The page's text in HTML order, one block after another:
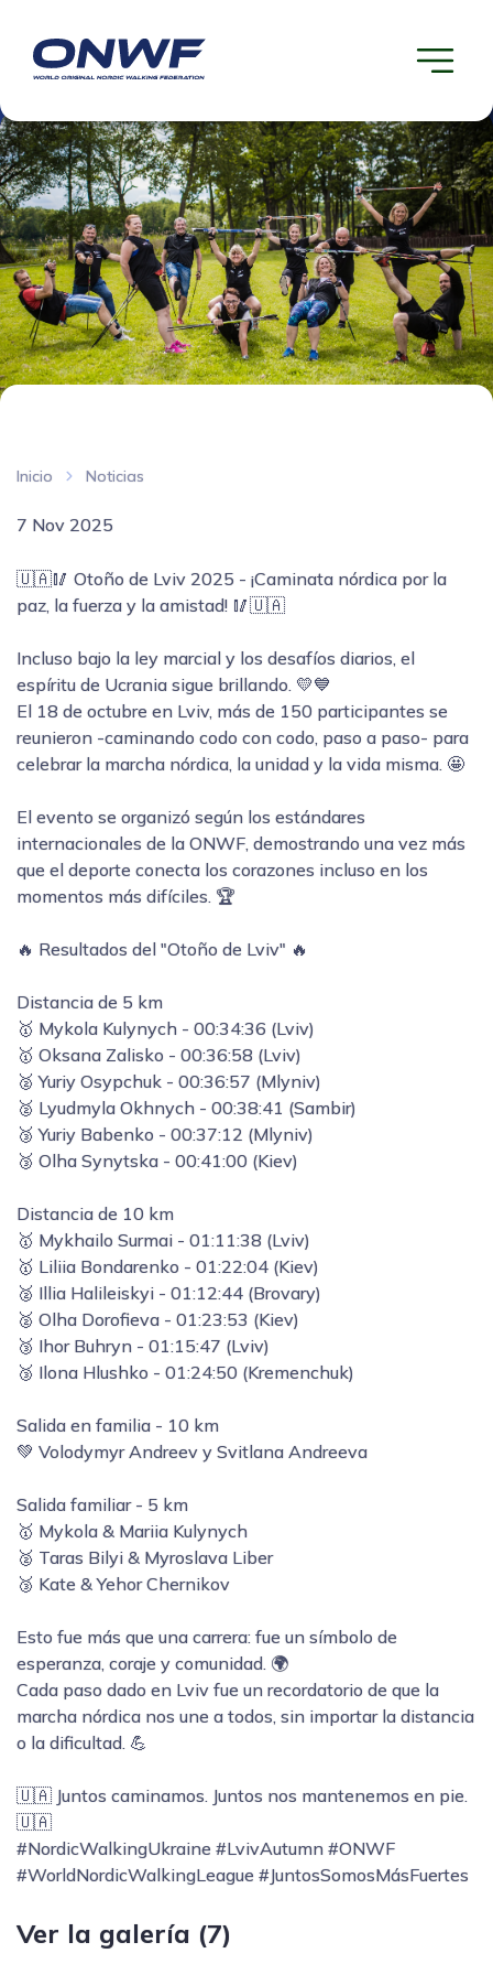
Inicio Noticias
7 Nov 2025
🇺🇦🥢 Otoño de Lviv 2025 - ¡Caminata nórdica por la
paz, la fuerza y la amistad! 🥢🇺🇦
Incluso bajo la ley marcial y los desafíos diarios, el
espíritu de Ucrania sigue brillando. 💛💙
El 18 de octubre en Lviv, más de 150 participantes se
reunieron -caminando codo con codo, paso a paso- para
celebrar la marcha nórdica, la unidad y la vida misma. 🤩
El evento se organizó según los estándares
internacionales de la ONWF, demostrando una vez más
que el deporte conecta los corazones incluso en los
momentos más difíciles. 🏆
🔥 Resultados del "Otoño de Lviv" 🔥
Distancia de 5 km
🥇 Mykola Kulynych - 00:34:36 (Lviv)
🥇 Oksana Zalisko - 00:36:58 (Lviv)
🥈 Yuriy Osypchuk - 00:36:57 (Mlyniv)
🥈 Lyudmyla Okhnych - 00:38:41 (Sambir)
🥉 Yuriy Babenko - 00:37:12 (Mlyniv)
🥉 Olha Synytska - 00:41:00 (Kiev)
Distancia de 10 km
🥇 Mykhailo Surmai - 01:11:38 (Lviv)
🥇 Liliia Bondarenko - 01:22:04 (Kiev)
🥈 Illia Halileiskyi - 01:12:44 (Brovary)
🥈 Olha Dorofieva - 01:23:53 (Kiev)
🥉 Ihor Buhryn - 01:15:47 (Lviv)
🥉 Ilona Hlushko - 01:24:50 (Kremenchuk)
Salida en familia - 10 km
💚 Volodymyr Andreev y Svitlana Andreeva
Salida familiar - 5 km
🥇 Mykola & Mariia Kulynych
🥈 Taras Bilyi & Myroslava Liber
🥉 Kate & Yehor Chernikov
Esto fue más que una carrera: fue un símbolo de
esperanza, coraje y comunidad. 🌍
Cada paso dado en Lviv fue un recordatorio de que la
marcha nórdica nos une a todos, sin importar la distancia
o la dificultad. 💪
🇺🇦 Juntos caminamos. Juntos nos mantenemos en pie.
🇺🇦
#NordicWalkingUkraine #LvivAutumn #ONWF
#WorldNordicWalkingLeague #JuntosSomosMásFuertes
Ver la galería (7)